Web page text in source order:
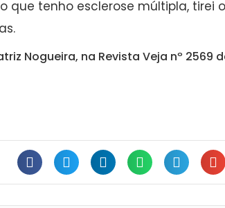
que tenho esclerose múltipla, tirei o
Nogueira, na Revista Veja nº 2569